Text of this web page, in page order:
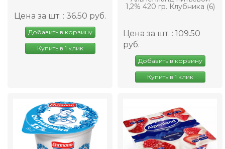
Цена за шт. : 36.50 руб.
Добавить в корзину
Купить в 1 клик
1,2% 420 гр. Клубника (6)
Цена за шт. : 109.50
руб.
Добавить в корзину
Купить в 1 клик